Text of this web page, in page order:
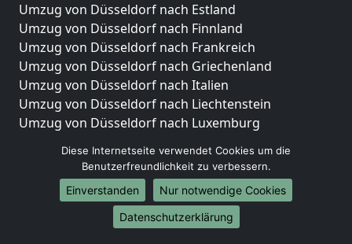
Umzug von Düsseldorf nach Estland
Umzug von Düsseldorf nach Finnland
Umzug von Düsseldorf nach Frankreich
Umzug von Düsseldorf nach Griechenland
Umzug von Düsseldorf nach Italien
Umzug von Düsseldorf nach Liechtenstein
Umzug von Düsseldorf nach Luxemburg
Umzug von Düsseldorf nach Norwegen
Umzüge-Deutschlandweit
Umzug von Düsseldorf nach Berlin
Diese Internetseite verwendet Cookies um die
Benutzerfreundlichkeit zu verbessern.
Einverstanden
Nur notwendige Cookies
Datenschutzerklärung